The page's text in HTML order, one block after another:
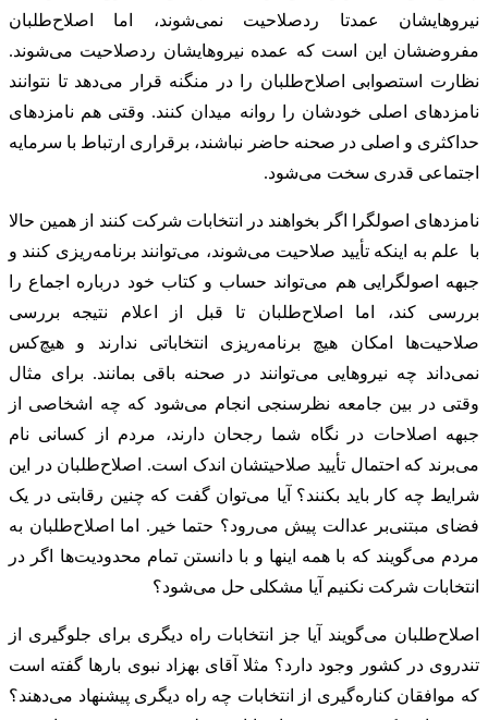
نیروهایشان عمدتا ردصلاحیت نمی‌شوند، اما اصلاح‌طلبان
مفروضشان این است که عمده نیروهایشان ردصلاحیت می‌شوند.
نظارت استصوابی اصلاح‌طلبان را در منگنه قرار می‌دهد تا نتوانند
نامزدهای اصلی خودشان را روانه میدان کنند. وقتی هم نامزدهای
حداکثری و اصلی در صحنه حاضر نباشند، برقراری ارتباط با سرمایه
اجتماعی قدری سخت می‌شود.
نامزدهای اصولگرا اگر بخواهند در انتخابات شرکت کنند از همین حالا
با علم به اینکه تأیید صلاحیت می‌شوند، می‌توانند برنامه‌ریزی کنند و
جبهه اصولگرایی هم می‌تواند حساب و کتاب خود درباره اجماع را
بررسی کند، اما اصلاح‌طلبان تا قبل از اعلام نتیجه بررسی
صلاحیت‌ها امکان هیچ برنامه‌ریزی انتخاباتی ندارند و هیچ‌کس
نمی‌داند چه نیروهایی می‌توانند در صحنه باقی بمانند. برای مثال
وقتی در بین جامعه نظرسنجی انجام می‌شود که چه اشخاصی از
جبهه اصلاحات در نگاه شما رجحان دارند، مردم از کسانی نام
می‌برند که احتمال تأیید صلاحیتشان اندک است. اصلاح‌طلبان در این
شرایط چه کار باید بکنند؟ آیا می‌توان گفت که چنین رقابتی در یک
فضای مبتنی‌بر عدالت پیش می‌رود؟ حتما خیر. اما اصلاح‌طلبان به
مردم می‌گویند که با همه اینها و با دانستن تمام محدودیت‌ها اگر در
انتخابات شرکت نکنیم آیا مشکلی حل می‌شود؟
اصلاح‌طلبان می‌گویند آیا جز انتخابات راه دیگری برای جلوگیری از
تندروی در کشور وجود دارد؟ مثلا آقای بهزاد نبوی بارها گفته است
که موافقان کناره‌گیری از انتخابات چه راه دیگری پیشنهاد می‌دهند؟